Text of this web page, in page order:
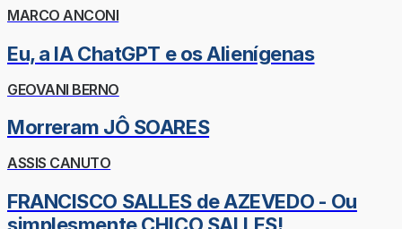
MARCO ANCONI
Eu, a IA ChatGPT e os Alienígenas
GEOVANI BERNO
Morreram JÔ SOARES
ASSIS CANUTO
FRANCISCO SALLES de AZEVEDO - Ou
simplesmente CHICO SALLES!